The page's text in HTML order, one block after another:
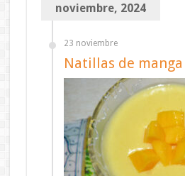
noviembre, 2024
23 noviembre
Natillas de manga